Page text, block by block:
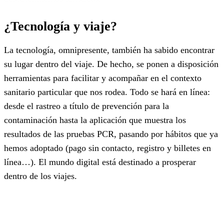
¿Tecnología y viaje?
La tecnología, omnipresente, también ha sabido encontrar
su lugar dentro del viaje. De hecho, se ponen a disposición
herramientas para facilitar y acompañar en el contexto
sanitario particular que nos rodea. Todo se hará en línea:
desde el rastreo a título de prevención para la
contaminación hasta la aplicación que muestra los
resultados de las pruebas PCR, pasando por hábitos que ya
hemos adoptado (pago sin contacto, registro y billetes en
línea…). El mundo digital está destinado a prosperar
dentro de los viajes.